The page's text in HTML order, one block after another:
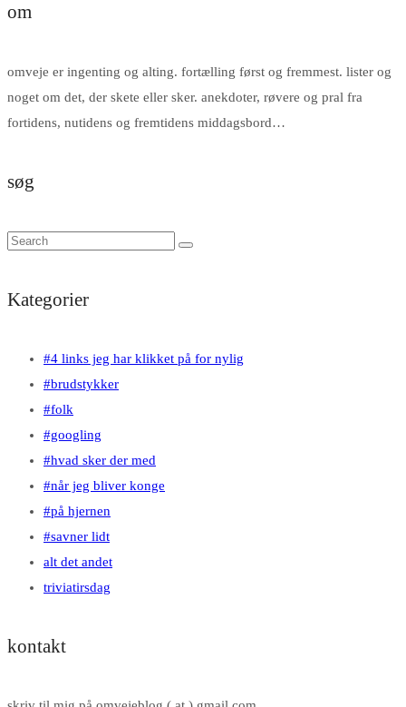
om
omveje er ingenting og alting. fortælling først og fremmest. lister og
noget om det, der skete eller sker. anekdoter, røvere og pral fra
fortidens, nutidens og fremtidens middagsbord…
søg
Kategorier
#4 links jeg har klikket på for nylig
#brudstykker
#folk
#googling
#hvad sker der med
#når jeg bliver konge
#på hjernen
#savner lidt
alt det andet
triviatirsdag
kontakt